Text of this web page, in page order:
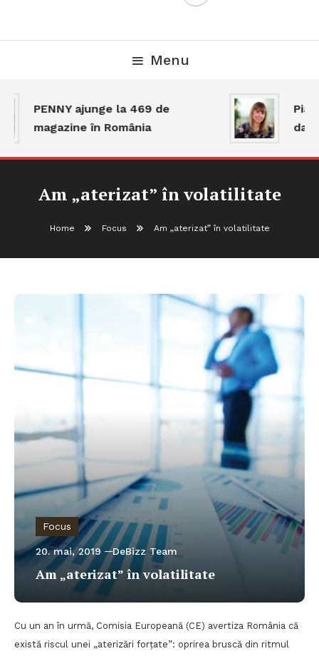
Menu
PENNY ajunge la 469 de
magazine în România
dar
Am „aterizat” în volatilitate
Home Focus Am „aterizat” în volatilitate
Focus
20. mai, 2019 DeBizz Team
Am „aterizat” în volatilitate
Cu un an în urmă, Comisia Europeană (CE) avertiza România că
există riscul unei „aterizări forțate”: oprirea bruscă din ritmul